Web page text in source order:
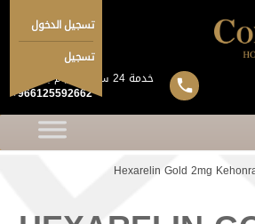
تسجيل الدخول
تسجيل
خدمة 24 ساعة 7 ايام بالاسبوع
+966125592662
Hexarelin Gold 2mg